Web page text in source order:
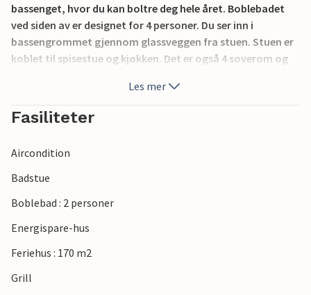
bassenget, hvor du kan boltre deg hele året. Boblebadet
ved siden av er designet for 4 personer. Du ser inn i
bassengrommet gjennom glassveggen fra stuen. Stuen er
koblet til spisestue og kjøkken. Det er også 4 soverom og
Les mer
Fasiliteter
Aircondition
Badstue
Boblebad : 2 personer
Energispare-hus
Feriehus : 170 m2
Grill